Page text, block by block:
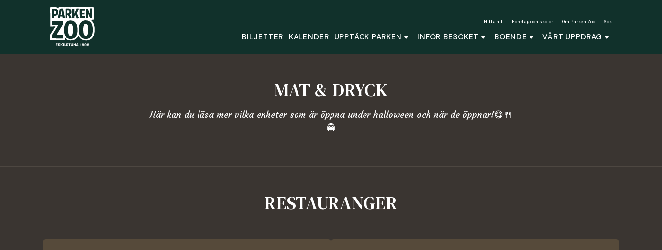
BILJETTER KALENDER UPPTÄCK PARKEN INFÖR BESÖKET BOENDE VÅRT UPPDRAG
Hitta hit Företag och skolor Om Parken Zoo Sök
MAT & DRYCK
Här kan du läsa mer vilka enheter som är öppna under halloween och när de öppnar!😋🍴
👻
RESTAURANGER